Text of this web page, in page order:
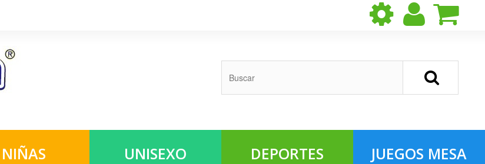
NIÑAS UNISEXO DEPORTES JUEGOS MESA